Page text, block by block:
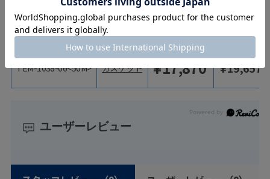
TEM-1038-06
TEM-1038-06<50M>
ガスケット
ガスケット ¥17,870 ¥19,657
ユーザーレビュー